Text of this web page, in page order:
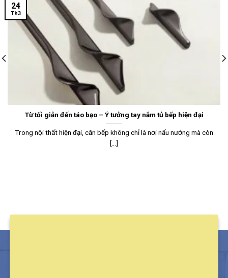
Từ tối giản đến táo bạo – Ý tưởng tay nắm tủ bếp hiện đại
Trong nội thất hiện đại, căn bếp không chỉ là nơi nấu nướng mà còn
[...]
24
Th3